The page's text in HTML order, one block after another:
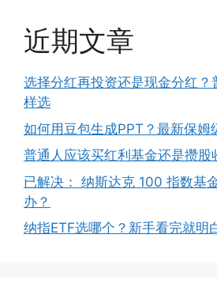
近期文章
选择分红再投资还是现金分红？
样选
如何用豆包生成PPT？最新保姆
普通人应该买红利基金还是攒股
已解决： 纳斯达克 100 指数基
办？
纳指ETF选哪个？新手看完就明